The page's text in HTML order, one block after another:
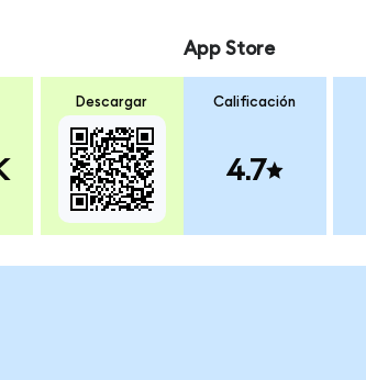
Descargar
App Store
Calificación
4.7